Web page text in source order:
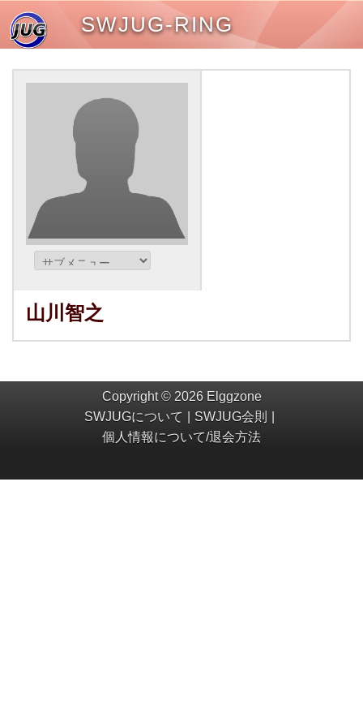
SWJUG-RING
山川智之
Copyright © 2026 Elggzone
SWJUGについて
SWJUG会則
個人情報について/退会方法